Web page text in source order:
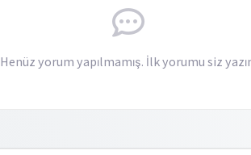
Henüz yorum yapılmamış. İlk yorumu siz